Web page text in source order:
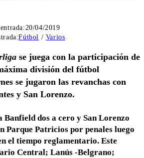
20/04/2019
Fútbol / Varios
se juega con la participación de
división del fútbol
se jugaron las revanchas con
y San Lorenzo.
Banfield dos a cero y San Lorenzo
Parque Patricios por penales luego
el tiempo reglamentario. Este
Central; Lanús -Belgrano;